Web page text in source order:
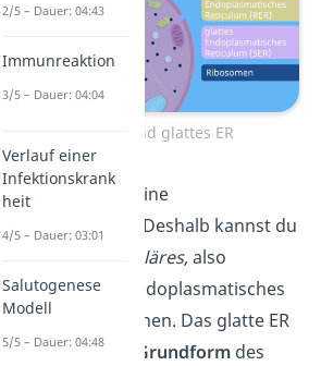
Raues ER und glattes ER
Dasglatte ER
hat eine
glatte Oberfläche. Deshalb kannst du
agranuläres,also
körnchenarmes endoplasmatisches
Retikulum bezeichnen. Das glatte ER
ist sozusagen die
Grundform des
2/5 – Dauer: 04:43
Immunreaktion
3/5 – Dauer: 04:04
Verlauf einer
Infektionskrank
heit
4/5 – Dauer: 03:01
Salutogenese
Modell
5/5 – Dauer: 04:48